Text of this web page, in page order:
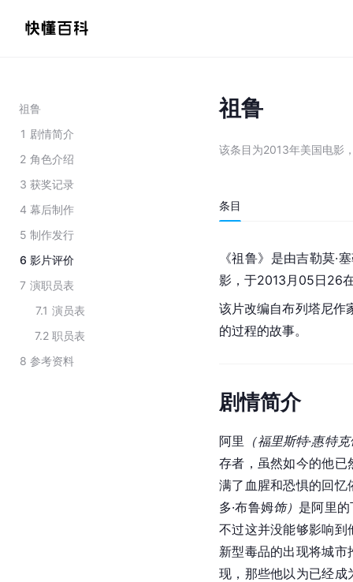
祖鲁
1 剧情简介
2 角色介绍
3 获奖记录
4 幕后制作
5 制作发行
6 影片评价
7 演职员表
7.1 演员表
7.2 职员表
8 参考资料
祖鲁
该条目为2013年美国电影
条目
《祖鲁》是由吉勒莫·
影，于2013月05日26
该片改编自布列塔尼作
的过程的故事。
剧情简介
阿里
（福里斯特·惠特
存者，虽然如今的他已
满了血腥和恐惧的回
多·布鲁姆饰） 是阿里
不过这并没能够影响
新型毒品的出现将城
现，那些他以为已经成